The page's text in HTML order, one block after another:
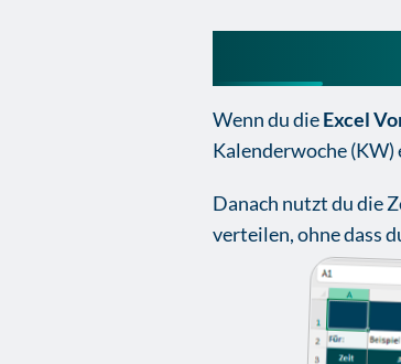
Wenn du dieExcel
Kalenderwoche
Danach nutzt du die
verteilen, ohne dass